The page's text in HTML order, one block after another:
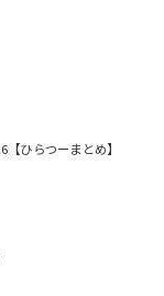
ひらつーまとめ】